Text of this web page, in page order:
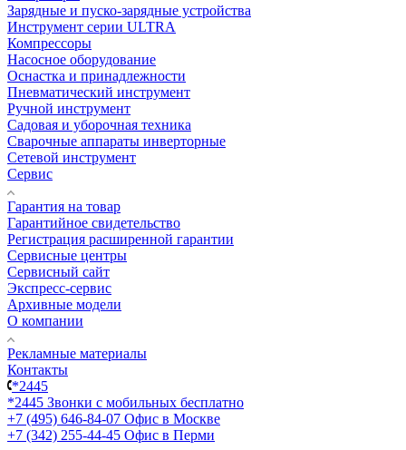
Зарядные и пуско-зарядные устройства
Инструмент серии ULTRA
Компрессоры
Насосное оборудование
Оснастка и принадлежности
Пневматический инструмент
Ручной инструмент
Садовая и уборочная техника
Сварочные аппараты инверторные
Сетевой инструмент
Сервис
Гарантия на товар
Гарантийное свидетельство
Регистрация расширенной гарантии
Сервисные центры
Сервисный сайт
Экспресс-сервис
Архивные модели
О компании
Рекламные материалы
Контакты
*2445
*2445 Звонки с мобильных бесплатно
+7 (495) 646-84-07 Офис в Москве
+7 (342) 255-44-45 Офис в Перми